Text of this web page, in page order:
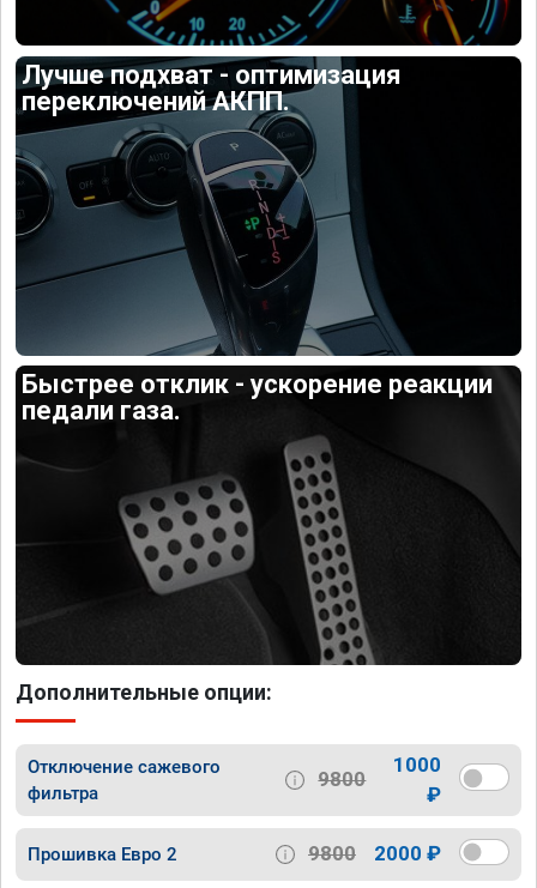
Лучше подхват - оптимизация
переключений АКПП.
Быстрее отклик - ускорение реакции
педали газа.
Дополнительные опции:
Отключение сажевого
фильтра
9800
1000
₽
Прошивка Евро 2 9800 2000 ₽